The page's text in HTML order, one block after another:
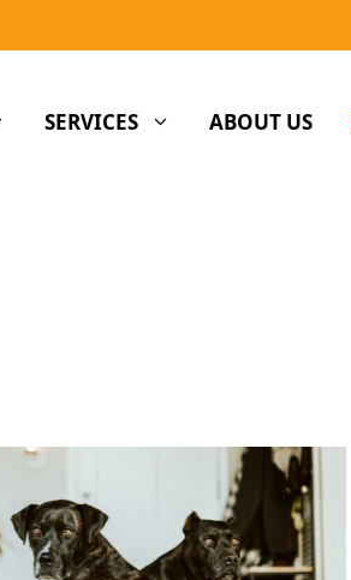
SERVICES ABOUT US